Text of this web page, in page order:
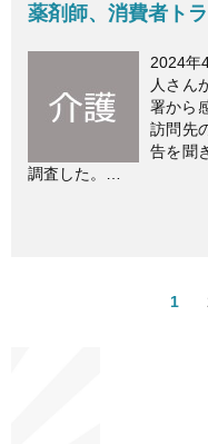
薬剤師、消費者ト
2024年
人さん
署から
訪問先
告を聞
調査した。…
1